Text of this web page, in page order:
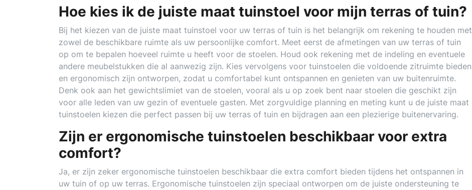
Hoe kies ik de juiste maat tuinstoel voor mijn terras of tuin?
Bij het kiezen van de juiste maat tuinstoel voor uw terras of tuin is het belangrijk om rekening te houden met
zowel de beschikbare ruimte als uw persoonlijke comfort. Meet eerst de afmetingen van uw terras of tuin
op om te bepalen hoeveel ruimte u heeft voor de stoelen. Houd ook rekening met de indeling en eventuele
andere meubelstukken die al aanwezig zijn. Kies vervolgens voor tuinstoelen die voldoende zitruimte bieden
en ergonomisch zijn ontworpen, zodat u comfortabel kunt ontspannen en genieten van uw buitenruimte.
Denk ook aan het gewichtslimiet van de stoelen, vooral als u op zoek bent naar stoelen die geschikt zijn
voor alle leden van uw gezin of eventuele gasten. Met zorgvuldige planning en meting kunt u de juiste maat
tuinstoelen kiezen die perfect passen bij uw terras of tuin en bijdragen aan een plezierige buitenervaring.
Zijn er ergonomische tuinstoelen beschikbaar voor extra
comfort?
Ja, er zijn zeker ergonomische tuinstoelen beschikbaar die extra comfort bieden tijdens het ontspannen in
uw tuin of op uw terras. Ergonomische tuinstoelen zijn speciaal ontworpen om de juiste ondersteuning te